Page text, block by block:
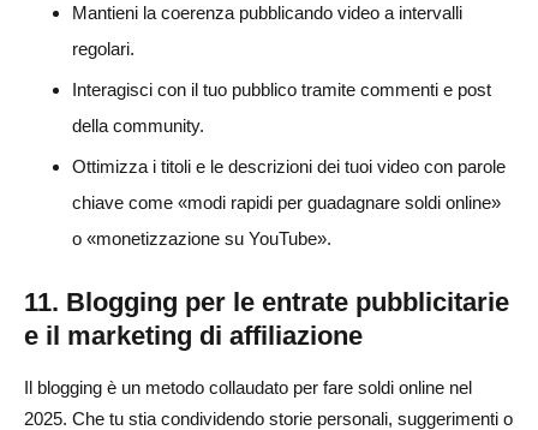
Mantieni la coerenza pubblicando video a intervalli
regolari.
Interagisci con il tuo pubblico tramite commenti e post
della community.
Ottimizza i titoli e le descrizioni dei tuoi video con parole
chiave come «modi rapidi per guadagnare soldi online»
o «monetizzazione su YouTube».
11. Blogging per le entrate pubblicitarie
e il marketing di affiliazione
Il blogging è un metodo collaudato per fare soldi online nel
2025. Che tu stia condividendo storie personali, suggerimenti o